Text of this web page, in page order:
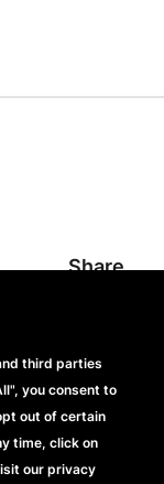
third parties
you consent to
out of certain
time, click on
our privacy
Share
Ltd.